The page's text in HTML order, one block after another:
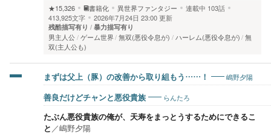
★15,326
書籍化 異世界ファンタジー 連載中 103話
413,925文字
2026年7月24日 23:00 更新
残酷描写有り 暴力描写有り
男主人公 ゲーム世界 無双(悪役令息が) ハーレム(悪役令息が) 無
双(主人公も)
まずは父上（豚）の改善から取り組もう……！ 嶋野夕陽
善良だけどチャンと悪役貴族 らんたろ
たぶん悪役貴族の俺が、天寿をまっとうするためにできるこ
と ／嶋野夕陽